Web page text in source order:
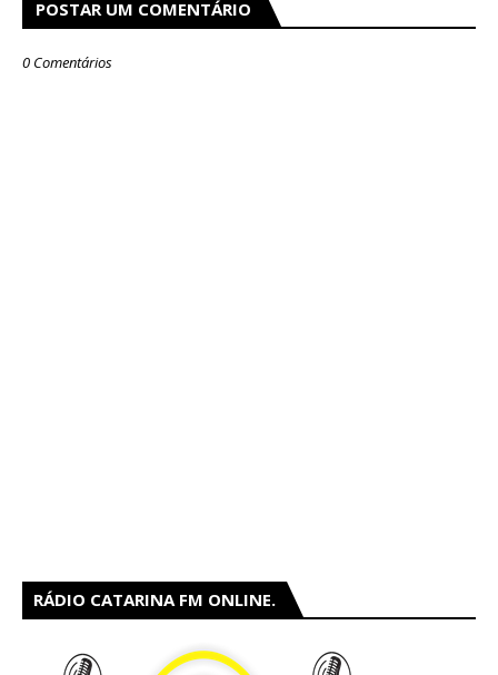
POSTAR UM COMENTÁRIO
0 Comentários
RÁDIO CATARINA FM ONLINE.